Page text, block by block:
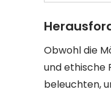
Obwohl die
und ethische
beleuchten,